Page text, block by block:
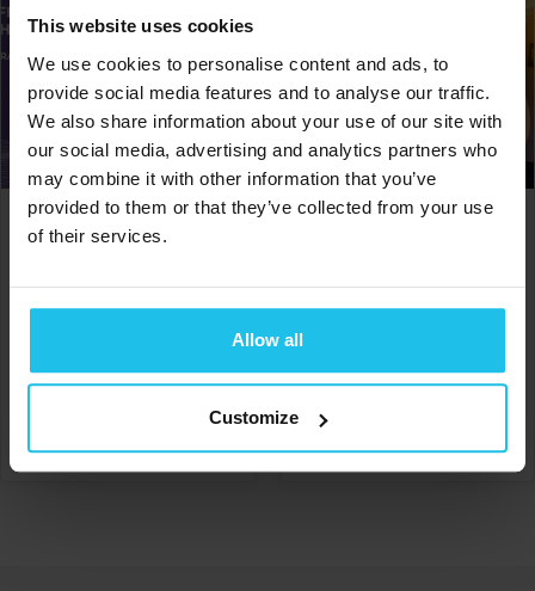
This website uses cookies
We use cookies to personalise content and ads, to
provide social media features and to analyse our traffic.
We also share information about your use of our site with
our social media, advertising and analytics partners who
may combine it with other information that you’ve
provided to them or that they’ve collected from your use
of their services.
Allow all
Customize
Legyen Biofeedback
Egészségügyi Hős - Minden
gyulladásról Faith Nelson
által
allergies & investigating
potential sensitivities! by